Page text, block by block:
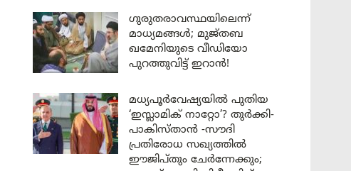
ഗുരുതരാവസ്ഥയിലെന്ന്
മാധ്യമങ്ങൾ; മുജ്തബ
ഖമേനിയുടെ വീഡിയോ
പുറത്തുവിട്ട് ഇറാൻ!
മധ്യപൂർവേഷ്യയിൽ പുതിയ
‘ഇസ്ലാമിക് നാറ്റോ’? തുർക്കി-
പാകിസ്താൻ -സൗദി
പ്രതിരോധ സഖ്യത്തിൽ
ഈജിപ്തും ചേർന്നേക്കും;